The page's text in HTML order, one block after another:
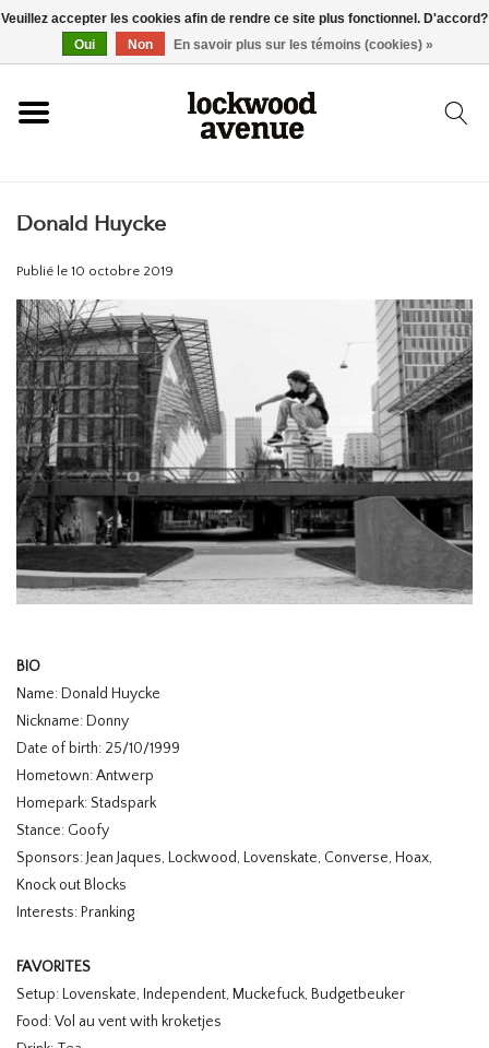
ACCUEIL
NOUVEAU
VÊTEMENTS
ACCESSOIRES
SKATEBOARD
HOMEWARE
SOLDES
Donald Huycke
Publié le 10 octobre 2019
BIO
Name: Donald Huycke
Nickname: Donny
Date of birth: 25/10/1999
Hometown: Antwerp
Homepark: Stadspark
Stance: Goofy
Sponsors: Jean Jaques, Lockwood, Lovenskate, Converse, Hoax,
Knock out Blocks
Interests: Pranking
FAVORITES
Setup: Lovenskate, Independent, Muckefuck, Budgetbeuker
Food: Vol au vent with kroketjes
Veuillez accepter les cookies afin de rendre ce site plus fonctionnel. D'accord?
Oui
Non En savoir plus sur les témoins (cookies) »